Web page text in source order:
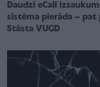
Daudzi eCall
sistēma pierāda – pat
Stāsta VUGD